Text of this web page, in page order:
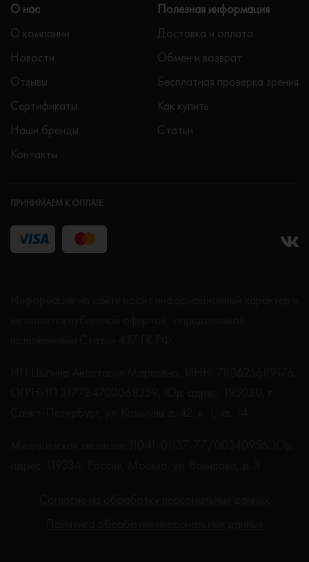
О нас
О компании
Новости
Отзывы
Сертификаты
Наши бренды
Контакты
Полезная информация
Доставка и оплата
Обмен и возврат
Бесплатная проверка зрения
Как купить
Статьи
ПРИНИМАЕМ К ОПЛАТЕ